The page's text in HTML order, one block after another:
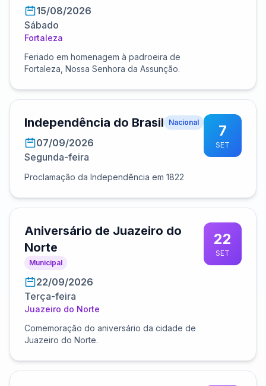
15/08/2026
Sábado
Fortaleza
Feriado em homenagem à padroeira de
Fortaleza, Nossa Senhora da Assunção.
Independência do Brasil Nacional
07/09/2026
Segunda-feira
Proclamação da Independência em 1822
7
SET
Aniversário de Juazeiro do
Norte
Municipal
22/09/2026
Terça-feira
Juazeiro do Norte
Comemoração do aniversário da cidade de
Juazeiro do Norte.
22
SET